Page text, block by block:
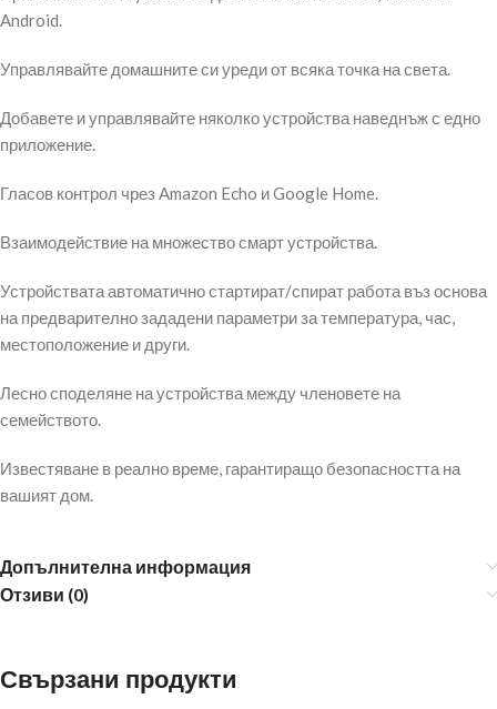
Android.
Управлявайте домашните си уреди от всяка точка на света.
Добавете и управлявайте няколко устройства наведнъж с едно
приложение.
Гласов контрол чрез Amazon Echo и Google Home.
Взаимодействие на множество смарт устройства.
Устройствата автоматично стартират/спират работа въз основа
на предварително зададени параметри за температура, час,
местоположение и други.
Лесно споделяне на устройства между членовете на
семейството.
Известяване в реално време, гарантиращо безопасността на
вашият дом.
Допълнителна информация
Отзиви (0)
Свързани продукти